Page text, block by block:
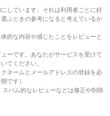
しています。それは利用者ごとに好
ぶときの参考になると考えているか
的な内容や感じたことをレビューと
ーです。あなたがサービスを受けて
てください。
ネームとメールアドレスの登録を必
です）
パム的なレビューなどは修正や削除